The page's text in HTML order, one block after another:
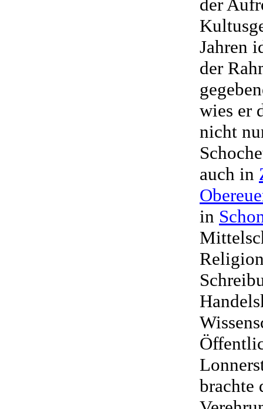
der
Jahren
der
wies er
nicht
auch in
in
brachte